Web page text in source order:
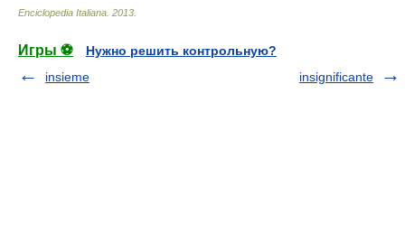
Enciclopedia Italiana 2013
Игры ⚽
Нужно решить контрольную?
insieme
insignificante